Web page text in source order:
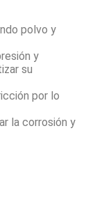
polvo y
y
su
por lo
la corrosión y